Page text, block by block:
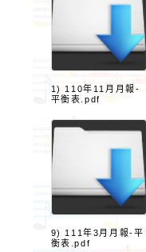
1) 110年11月月報-
平衡表.pdf
9) 111年3月月報-平
衡表.pdf